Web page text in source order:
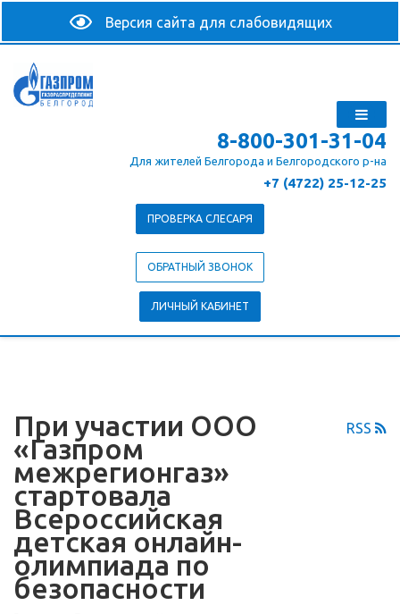
8-800-301-31-04
Для жителей Белгорода и Белгородского р-на
+7 (4722) 25-12-25
ПРОВЕРКА СЛЕСАРЯ
ОБРАТНЫЙ ЗВОНОК
ЛИЧНЫЙ КАБИНЕТ
RSS
При участии ООО
«Газпром
межрегионгаз»
стартовала
Всероссийская
детская онлайн-
олимпиада по
безопасности